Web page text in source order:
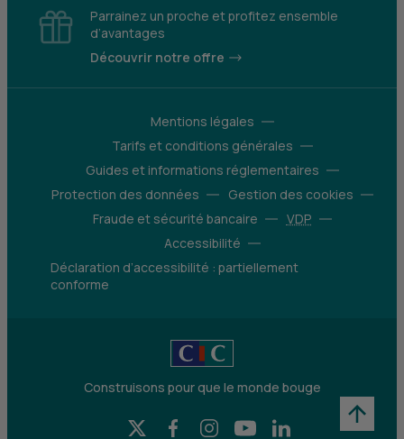
Parrainez un proche et profitez ensemble
d’avantages
Découvrir notre offre
Mentions légales
Tarifs et conditions générales
Guides et informations réglementaires
Protection des données
Gestion des cookies
Fraude et sécurité bancaire
VDP
Accessibilité
Déclaration d’accessibilité : partiellement
conforme
Construisons pour que le monde bouge
X (Twitter) - CIC
Facebook - CIC
Instagram - CIC
YouTube - CICLinkedIn - CIC